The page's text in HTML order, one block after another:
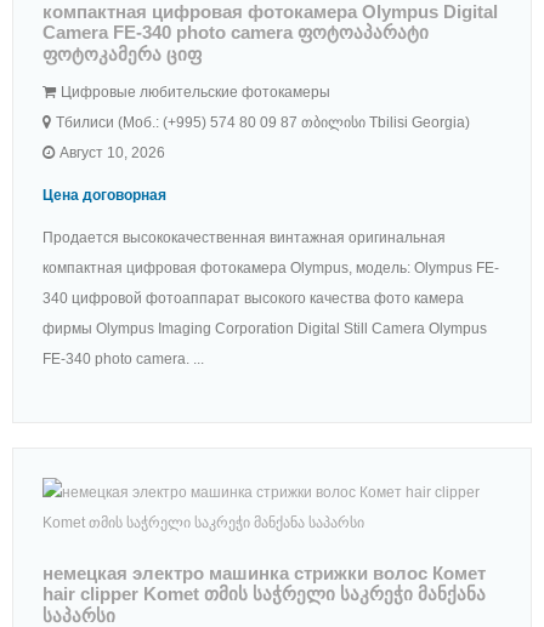
компактная цифровая фотокамера Olympus Digital
Camera FE-340 photo camera ფოტოაპარატი
ფოტოკამერა ციფ
Цифровые любительские фотокамеры
Тбилиси (Моб.: (+995) 574 80 09 87 თბილისი Tbilisi Georgia)
Август 10, 2026
Цена договорная
Продается высококачественная винтажная оригинальная
компактная цифровая фотокамера Olympus, модель: Olympus FE-
340 цифровой фотоаппарат высокого качества фото камера
фирмы Olympus Imaging Corporation Digital Still Camera Olympus
FE-340 photo camera. ...
немецкая электро машинка стрижки волос Комет
hair clipper Komet თმის საჭრელი საკრეჭი მანქანა
საპარსი